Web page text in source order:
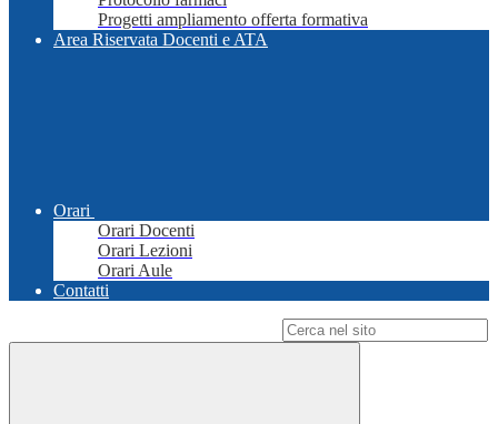
Progetti ampliamento offerta formativa
Area Riservata Docenti e ATA
Orari
Orari Docenti
Orari Lezioni
Orari Aule
Contatti